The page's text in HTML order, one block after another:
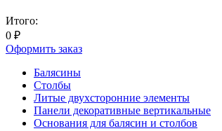
Итого:
0 ₽
Оформить заказ
Балясины
Столбы
Литые двухсторонние элементы
Панели декоративные вертикальные
Основания для балясин и столбов